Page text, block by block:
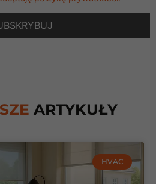
ARTYKUŁY
HVAC